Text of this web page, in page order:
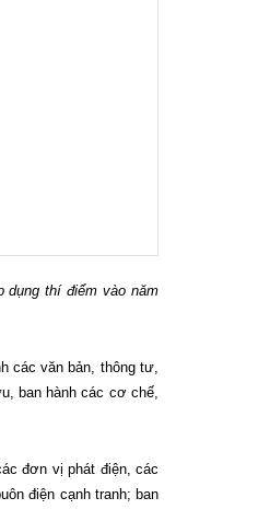
dụng thí điểm vào năm
các văn bản, thông tư,
ban hành các cơ chế,
đơn vị phát điện, các
điện cạnh tranh; ban